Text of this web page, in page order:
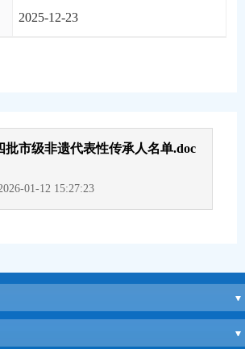
2025-12-23
批市级非遗代表性传承人名单.doc
01-12 15:27:23